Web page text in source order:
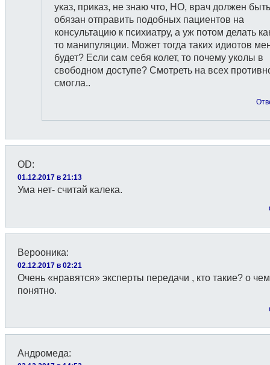
указ, приказ, не знаю что, НО, врач должен быть
обязан отправить подобных пациентов на
консультацию к психиатру, а уж потом делать
то манипуляции. Может тогда таких идиотов
будет? Если сам себя колет, то почему уколы в
свободном доступе? Смотреть на всех
смогла..
OD:
01.12.2017 в 21:13
Ума нет- считай калека.
Верооника:
02.12.2017 в 02:21
Очень «нравятся» эксперты передачи , кто такие? о
понятно.
Андромеда: